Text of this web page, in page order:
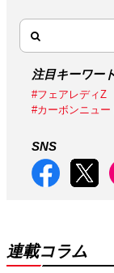
注目キーワー
#フェアレディZ
#カーボンニュー
SNS
連載コラム